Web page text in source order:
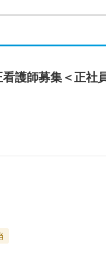
護師募集＜正社